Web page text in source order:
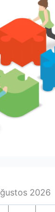
2026